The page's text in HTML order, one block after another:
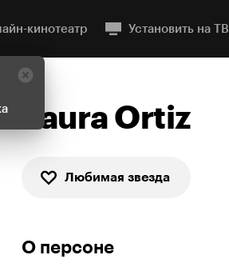
кинотеатр Установить на ТВ
Laura Ortiz
Любимая звезда
О персоне